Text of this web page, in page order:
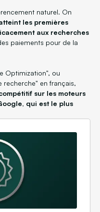
naturel. On
les premières
aux recherches
paiements pour de la
Optimization", ou
en français,
sur les moteurs
qui est le plus